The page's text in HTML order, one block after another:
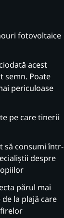
fotovoltaice
acest
semn. Poate
periculoase
pe care tinerii
să consumi într-
despre
părul mai
la plajă care